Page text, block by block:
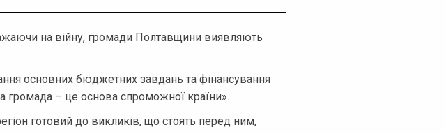
на війну, громади Полтавщини виявляють
основних бюджетних завдань та фінансування
– це основа спроможної країни».
готовий до викликів, що стоять перед ним,